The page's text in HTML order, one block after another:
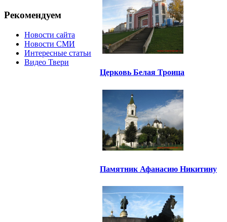
Рекомендуем
Новости сайта
Новости СМИ
Интересные статьи
Видео Твери
Церковь Белая Троица
Памятник Афанасию Никитину